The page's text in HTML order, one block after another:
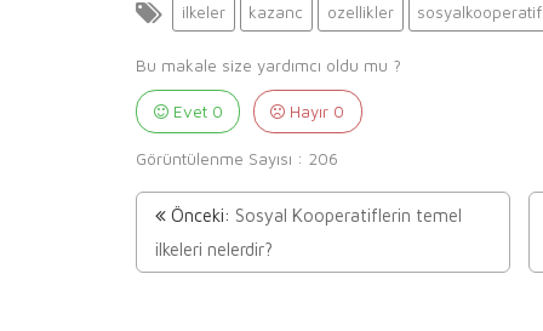
ilkeler kazanc ozellikler sosyalkooperatif
Bu makale size yardımcı oldu mu ?
Evet 0 Hayır 0
Görüntülenme Sayısı : 206
Önceki: Sosyal Kooperatiflerin temel
ilkeleri nelerdir?